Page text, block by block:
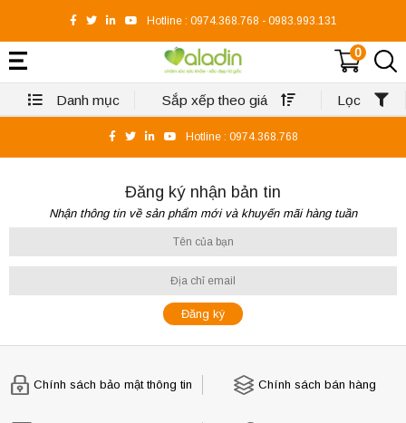
Hotline : 0974.368.768 - 0983.993.131
0
Danh mục Sắp xếp theo giá Lọc
Hotline : 0974.368.768
Đăng ký nhận bản tin
Nhận thông tin về sản phẩm mới và khuyến mãi hàng tuần
Chính sách bảo mật thông tin Chính sách bán hàng